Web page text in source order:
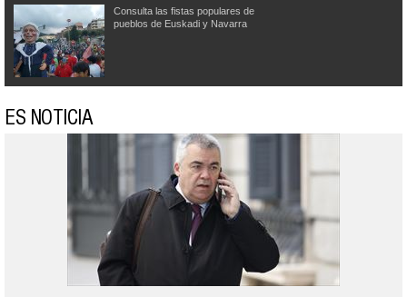
Consulta las fistas populares de
pueblos de Euskadi y Navarra
ES NOTICIA